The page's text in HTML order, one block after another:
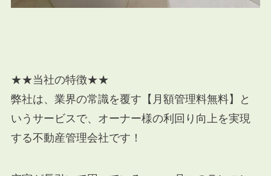
★★当社の特徴★★
弊社は、業界の常識を覆す【月額管理料無料】と
いうサービスで、オーナー様の利回り向上を実現
する不動産管理会社です！